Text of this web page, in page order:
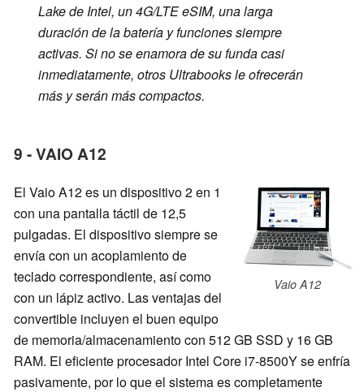
Lake de Intel, un 4G/LTE eSIM, una larga
duración de la batería y funciones siempre
activas. Si no se enamora de su funda casi
inmediatamente, otros Ultrabooks le ofrecerán
más y serán más compactos.
9 - VAIO A12
Vaio A12
El Vaio A12 es un dispositivo 2 en 1
con una pantalla táctil de 12,5
pulgadas. El dispositivo siempre se
envía con un acoplamiento de
teclado correspondiente, así como
con un lápiz activo. Las ventajas del
convertible incluyen el buen equipo
de memoria/almacenamiento con 512 GB SSD y 16 GB
RAM. El eficiente procesador Intel Core i7-8500Y se enfría
pasivamente, por lo que el sistema es completamente